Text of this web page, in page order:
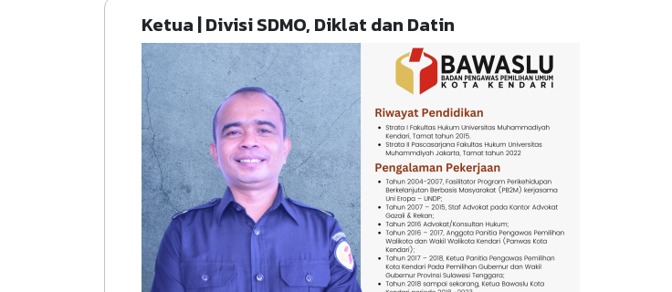
Ketua | Divisi SDMO, Diklat dan Datin